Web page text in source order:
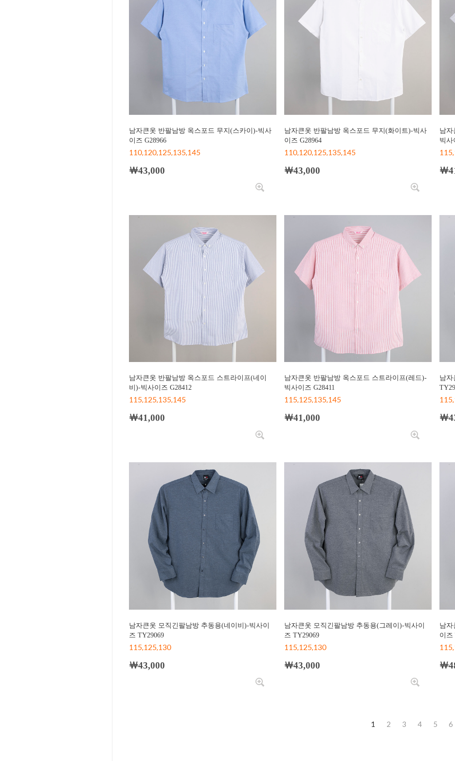
남자큰옷 반팔남방 옥스포드 무지(스카이)-빅사
이즈 G28966
110,120,125,135,145
￦43,000
남자큰옷 반팔남방 옥스포드 무지(화이트)-빅사
이즈 G28964
110,120,125,135,145
￦43,000
남자
빅사
￦
남자큰옷 반팔남방 옥스포드 스트라이프(네이
비)-빅사이즈 G28412
115,125,135,145
￦41,000
남자큰옷 반팔남방 옥스포드 스트라이프(레드)-
빅사이즈 G28411
115,125,135,145
￦41,000
남자
￦
남자큰옷 모직긴팔남방 추동용(네이비)-빅사이
즈 TY29069
115,125,130
￦43,000
남자큰옷 모직긴팔남방 추동용(그레이)-빅사이
즈 TY29069
115,125,130
￦43,000
남자
이즈
￦
1 2 3 4 5 6